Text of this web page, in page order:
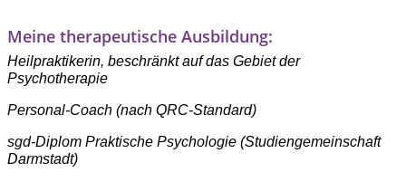
Meine therapeutische Ausbildung:
Heilpraktikerin, beschränkt auf das Gebiet der
Psychotherapie
Personal-Coach (nach QRC-Standard)
sgd-Diplom Praktische Psychologie (Studiengemeinschaft
Darmstadt)